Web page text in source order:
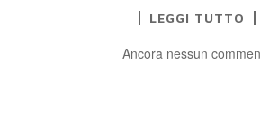
LEGGI TUTTO
Ancora nessun